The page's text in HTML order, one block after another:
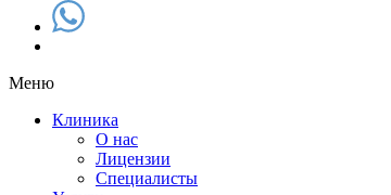
Меню
Клиника
О нас
Лицензии
Специалисты